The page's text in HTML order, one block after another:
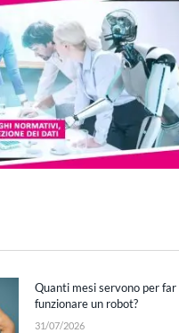
Quanti mesi servono per far
funzionare un robot?
31/07/2026